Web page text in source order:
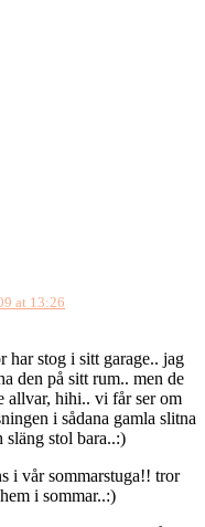
at 13:26
har stog i sitt garage.. jag
den på sitt rum.. men de
allvar, hihi.. vi får ser om
i sådana gamla slitna
stol bara..:)
i vår sommarstuga!! tror
i sommar..:)